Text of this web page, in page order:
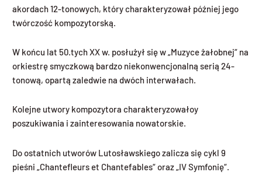
akordach 12-tonowych, który charakteryzował później jego
twórczość kompozytorską.
W końcu lat 50.tych XX w. posłużył się w „Muzyce żałobnej“ na
orkiestrę smyczkową bardzo niekonwencjonalną serią 24-
tonową, opartą zaledwie na dwóch interwałach.
Kolejne utwory kompozytora charakteryzowałoy
poszukiwania i zainteresowania nowatorskie.
Do ostatnich utworów Lutosławskiego zalicza się cykl 9
pieśni „Chantefleurs et Chantefables“ oraz „IV Symfonię“.